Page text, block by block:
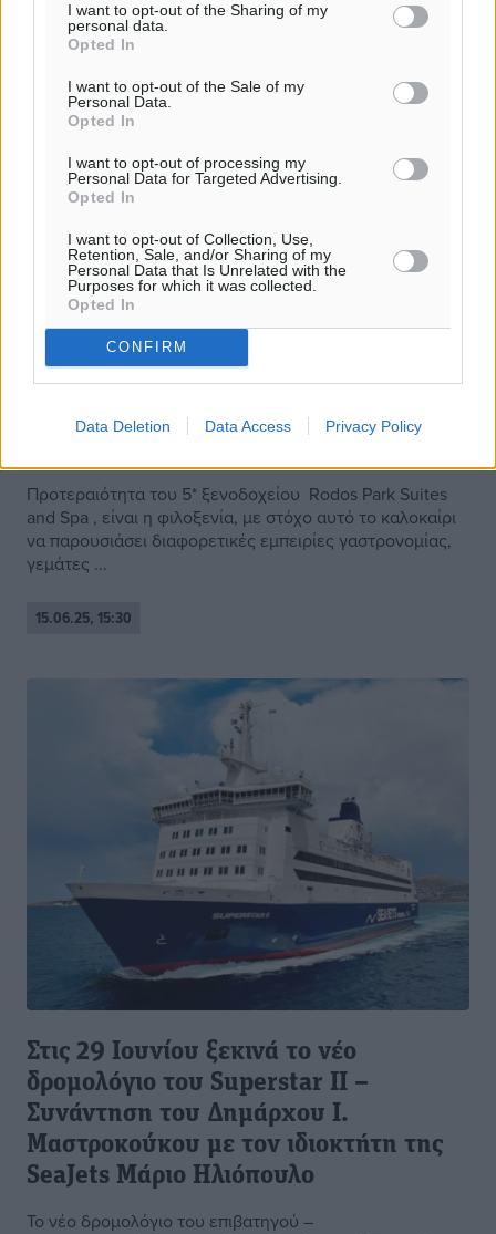
I want to opt-out of the Sharing of my
personal data.
Opted In
I want to opt-out of the Sale of my
Personal Data.
Opted In
I want to opt-out of processing my
Personal Data for Targeted Advertising.
Opted In
I want to opt-out of Collection, Use,
Retention, Sale, and/or Sharing of my
Personal Data that Is Unrelated with the
Purposes for which it was collected.
Opted In
CONFIRM
Data Deletion Data Access Privacy Policy
Tο πρόγραμμα των καλοκαιρινών
εκδηλώσεων του παρουσιάζει το
Προτεραιότητα του 5* ξενοδοχείου Rodos Park Suites
and Spa , είναι η φιλοξενία, με στόχο αυτό το καλοκαίρι
να παρουσιάσει διαφορετικές εμπειρίες γαστρονομίας,
γεμάτες ...
15.06.25, 15:30
Στις 29 Ιουνίου ξεκινά το νέο
δρομολόγιο του Superstar II –
Συνάντηση του Δημάρχου Ι.
Μαστροκούκου με τον ιδιοκτήτη της
SeaJets Μάριο Ηλιόπουλο
Το νέο δρομολόγιο του επιβατηγού –